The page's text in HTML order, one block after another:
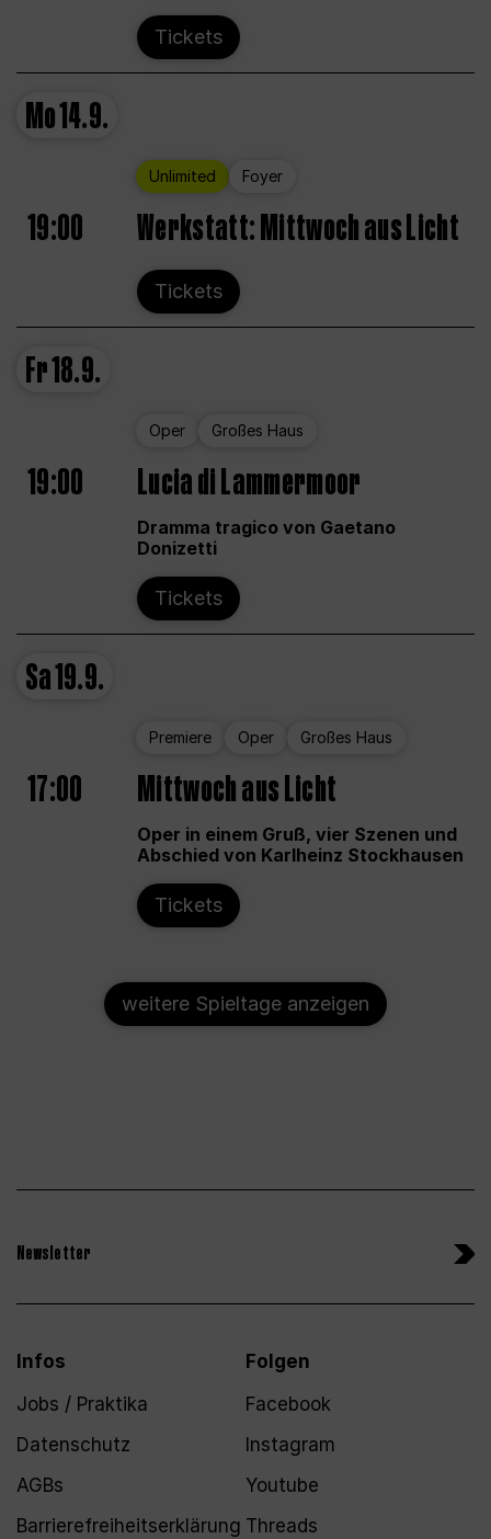
Tickets
Mo14.9.
Unlimited Foyer
19:00 Werkstatt: Mittwoch aus Licht
Tickets
Fr18.9.
Oper Großes Haus
19:00 Lucia di Lammermoor
Dramma tragico von Gaetano
Donizetti
Tickets
Sa19.9.
Premiere Oper Großes Haus
17:00 Mittwoch aus Licht
Oper in einem Gruß, vier Szenen und
Abschied von Karlheinz Stockhausen
Tickets
weitere Spieltage anzeigen
Newsletter
Infos
Jobs / Praktika
Datenschutz
AGBs
Barrierefreiheitserklärung
Folgen
Facebook
Instagram
Youtube
Threads